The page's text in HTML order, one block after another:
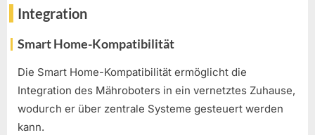
Integration
Smart Home-Kompatibilität
Die Smart Home-Kompatibilität ermöglicht die
Integration des Mähroboters in ein vernetztes Zuhause,
wodurch er über zentrale Systeme gesteuert werden
kann.